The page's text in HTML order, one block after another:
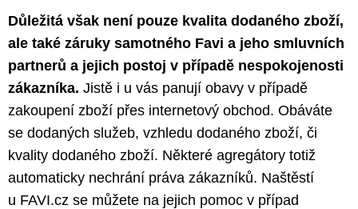
Důležitá však není pouze kvalita dodaného zboží,
ale také záruky samotného Favi a jeho smluvních
partnerů a jejich postoj v případě nespokojenosti
zákazníka. Jistě i u vás panují obavy v případě
zakoupení zboží přes internetový obchod. Obáváte
se dodaných služeb, vzhledu dodaného zboží, či
kvality dodaného zboží. Některé agregátory totiž
automaticky nechrání práva zákazníků. Naštěstí
u FAVI.cz se můžete na jejich pomoc v případ